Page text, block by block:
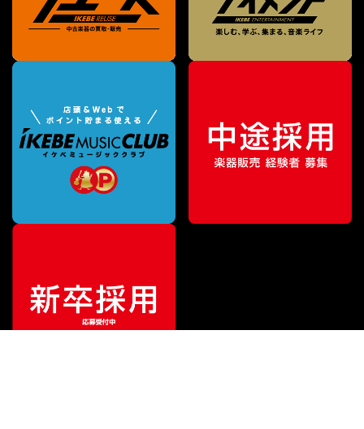
販売価格¥5,280（税込）